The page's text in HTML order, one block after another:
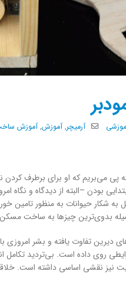
آرمیچر,آموزش,آموزش
پی می‌بریم که او برای برطرف کردن
بودن –البته از دیدگاه و نگاه
به شکار حیوانات به منظور
بدوی‌ترین چیزها به ساخت
دیرین تفاوت یافته و بشر
روی داده است. بی‌تردید
نیز نقشی اساسی داشته است.